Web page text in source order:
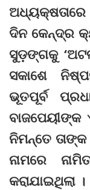
ଅଧ୍ୟକ୍ଷତାରେ
ଦିନ କେନ୍ଦ୍ର
ସୁଡ଼ଙ୍ଗକୁ
ସକାଶେ
ଭୂତପୂର୍ବ
ନିମନ୍ତେ
ନାମରେ
କରାଯାଇଥିଲା ।